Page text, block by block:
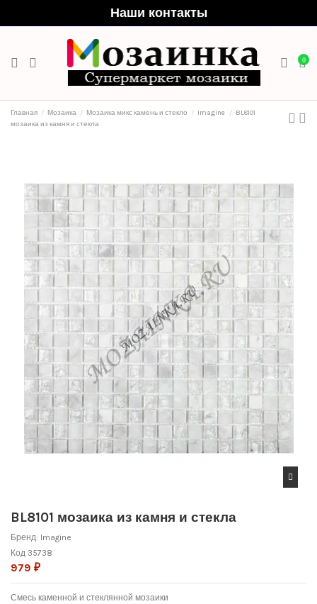
Наши контакты
0
Главная Мозаика Мозаика микс камень и стекло Imagine
BL8101
мозаика из камня и стекла
BL8101 мозаика из камня и стекла
Бренд: Imagine
Код 35738
979 ₽
Смесь каменной и стеклянной мозаики